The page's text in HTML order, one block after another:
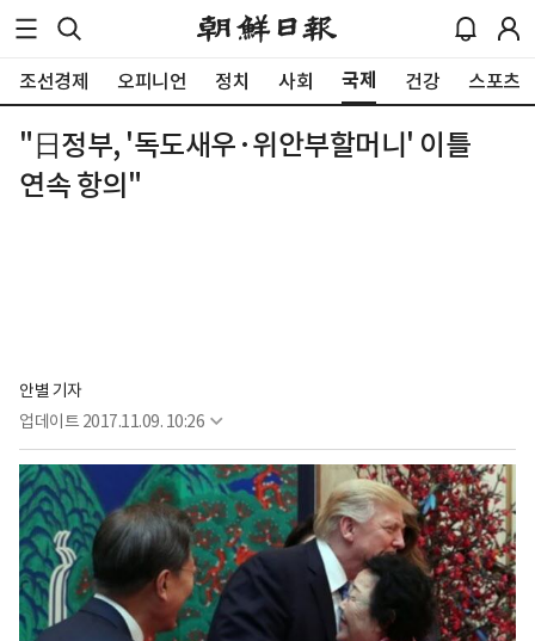
조선경제 오피니언 정치 사회 국제 건강 스포츠
"日정부, '독도새우·위안부할머니' 이틀
연속 항의"
안별 기자
업데이트 2017.11.09. 10:26